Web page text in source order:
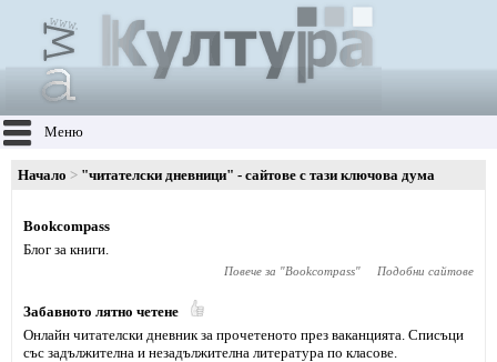
Меню
Начало "читателски дневници" - сайтове с тази ключова дума
Bookcompass
Блог за книги.
Повече за "Bookcompass" Подобни сайтове
Забавното лятно четене
Онлайн читателски дневник за прочетеното през ваканцията. Списъци
със задължителна и незадължителна литература по класове.